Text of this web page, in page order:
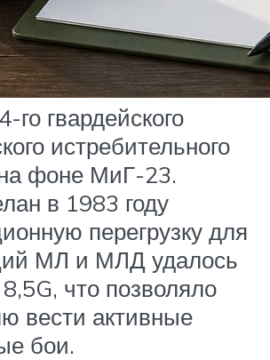
го гвардейского
истребительного
фоне МиГ-23.
в 1983 году
перегрузку для
МЛ и МЛД удалось
что позволяло
вести активные
бои.